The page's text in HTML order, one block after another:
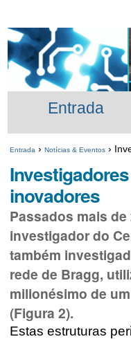
para
o
conteúdo.
para
a
navegação
Pessoais
Pesquisar
Pesquisa
Avançada…
Secções
Entrada
Entrada › Notícias & Eventos ›
inovadores
Passados mais
investigador do
também
rede de Bragg,
milionésimo de
(Figura 2).
Estas estruturas